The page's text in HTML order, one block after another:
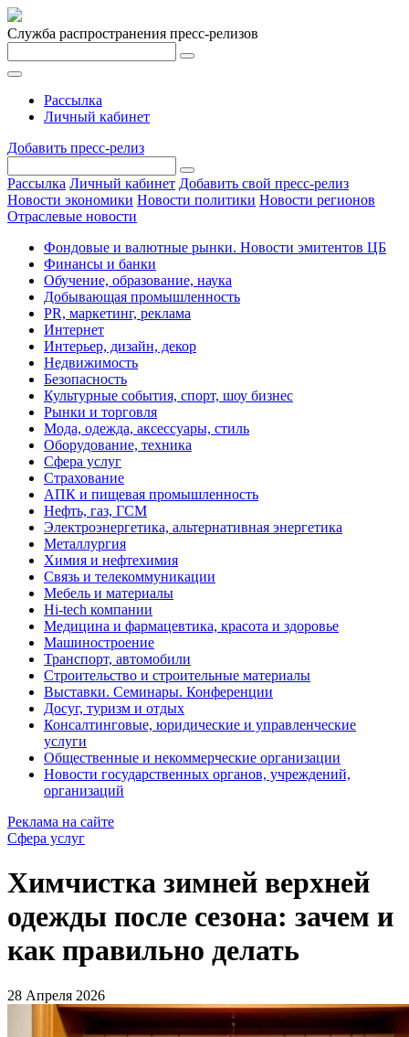
Служба распространения пресс-релизов
Рассылка
Личный кабинет
Добавить пресс-релиз
Рассылка Личный кабинет Добавить свой пресс-релиз
Новости экономики Новости политики Новости регионов
Отраслевые новости
Фондовые и валютные рынки. Новости эмитентов ЦБ
Финансы и банки
Обучение, образование, наука
Добывающая промышленность
PR, маркетинг, реклама
Интернет
Интерьер, дизайн, декор
Недвижимость
Безопасность
Культурные события, спорт, шоу бизнес
Рынки и торговля
Мода, одежда, аксессуары, стиль
Оборудование, техника
Сфера услуг
Страхование
АПК и пищевая промышленность
Нефть, газ, ГСМ
Электроэнергетика, альтернативная энергетика
Металлургия
Химия и нефтехимия
Связь и телекоммуникации
Мебель и материалы
Hi-tech компании
Медицина и фармацевтика, красота и здоровье
Машиностроение
Транспорт, автомобили
Строительство и строительные материалы
Выставки. Семинары. Конференции
Досуг, туризм и отдых
Консалтинговые, юридические и управленческие
услуги
Общественные и некоммерческие организации
Новости государственных органов, учреждений,
организаций
Реклама на сайте
Сфера услуг
Химчистка зимней верхней
одежды после сезона: зачем и
как правильно делать
28 Апреля 2026